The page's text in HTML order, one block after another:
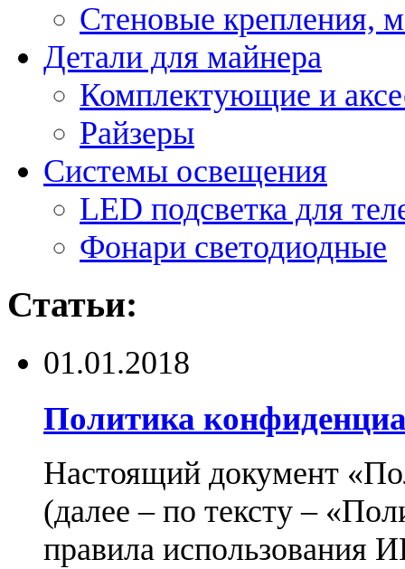
Стеновые крепления,
Детали для майнера
Комплектующие и
Райзеры
Системы освещения
LED подсветка для
Фонари светодиодные
Статьи:
01.01.2018
Политика
Настоящий документ
(далее – по тексту –
правила использования